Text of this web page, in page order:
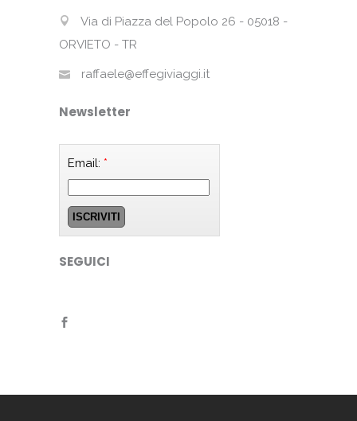
Via di Piazza del Popolo 26 - 05018 -
ORVIETO - TR
raffaele@effegiviaggi.it
Newsletter
Email: *
SEGUICI